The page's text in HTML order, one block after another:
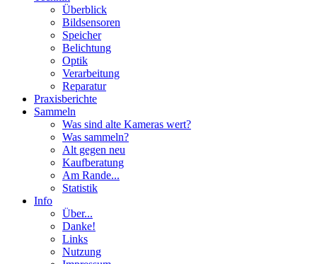
Überblick
Bildsensoren
Speicher
Belichtung
Optik
Verarbeitung
Reparatur
Praxisberichte
Sammeln
Was sind alte Kameras wert?
Was sammeln?
Alt gegen neu
Kaufberatung
Am Rande...
Statistik
Info
Über...
Danke!
Links
Nutzung